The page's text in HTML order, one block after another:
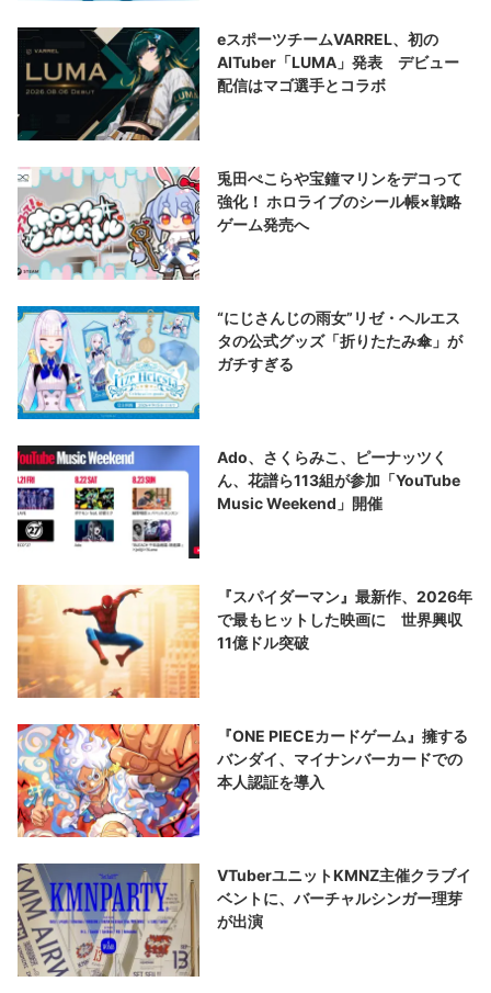
eスポーツチームVARREL、初の
AITuber「LUMA」発表 デビュー
配信はマゴ選手とコラボ
兎田ぺこらや宝鐘マリンをデコって
強化！ ホロライブのシール帳×戦略
ゲーム発売へ
“にじさんじの雨女”リゼ・ヘルエス
タの公式グッズ「折りたたみ傘」が
ガチすぎる
Ado、さくらみこ、ピーナッツく
ん、花譜ら113組が参加「YouTube
Music Weekend」開催
『スパイダーマン』最新作、2026年
で最もヒットした映画に 世界興収
11億ドル突破
『ONE PIECEカードゲーム』擁する
バンダイ、マイナンバーカードでの
本人認証を導入
VTuberユニットKMNZ主催クラブイ
ベントに、バーチャルシンガー理芽
が出演